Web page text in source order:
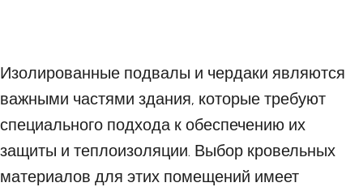
Изолированные подвалы и чердаки являются
важными частями здания, которые требуют
специального подхода к обеспечению их
защиты и теплоизоляции. Выбор кровельных
материалов для этих помещений имеет